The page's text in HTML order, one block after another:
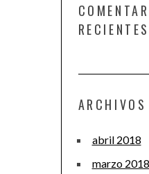
RECIENTES
ARCHIVOS
abril 2018
marzo 2018